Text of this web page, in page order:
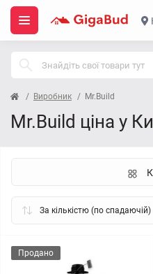
Виробник Mr.Build
Mr.Build ціна у
Продано